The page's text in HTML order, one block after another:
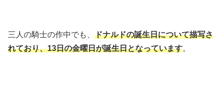
三人の騎士の作中でも、 ドナルドの誕生日について描写さ
れており、13日の金曜日が誕生日となっています。